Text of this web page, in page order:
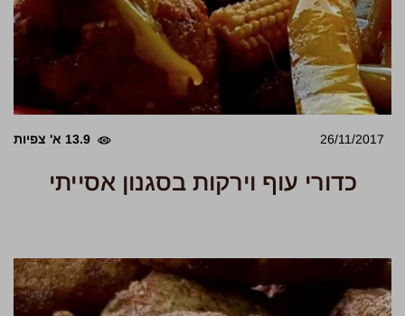
26/11/2017 13.9 א' צפיות
כדורי עוף וירקות בסגנון אסייתי